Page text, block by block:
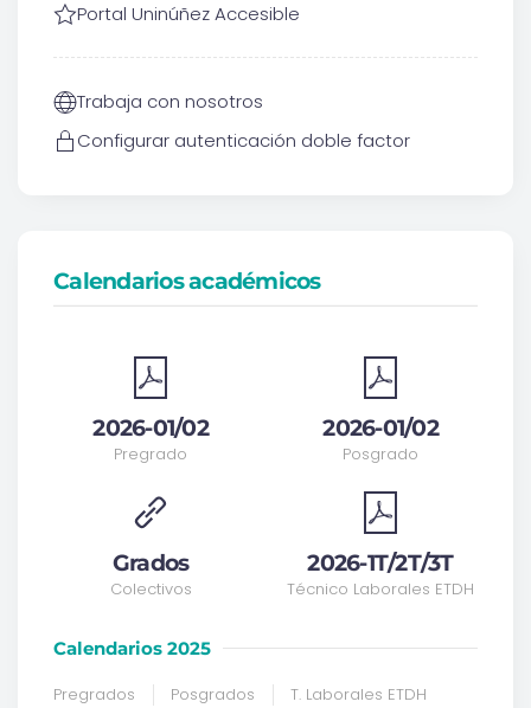
Portal Uninúñez Accesible
Trabaja con nosotros
Configurar autenticación doble factor
Calendarios académicos
2026-01/02
Pregrado
Grados
Colectivos
2026-01/02
Posgrado
2026-1T/2T/3T
Técnico Laborales ETDH
Calendarios 2025
Pregrados Posgrados T. Laborales ETDH